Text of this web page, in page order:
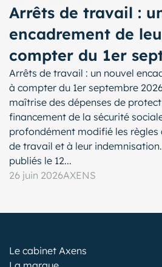
Arrêts de travail :
encadrement de
compter du 1er
Arrêts de travail : un nouvel
à compter du 1er septembre
maîtrise des dépenses de
financement de la sécurité
profondément modifié les
de travail et à leur
publiés le 12...
26 juin 2026AXENS
Le cabinet Axens